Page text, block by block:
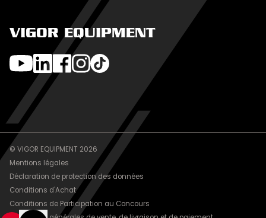
VIGOR EQUIPMENT
© VIGOR EQUIPMENT 2026
Mentions légales
Déclaration de protection des données
Conditions d'Achat
Conditions de Participation au Concours